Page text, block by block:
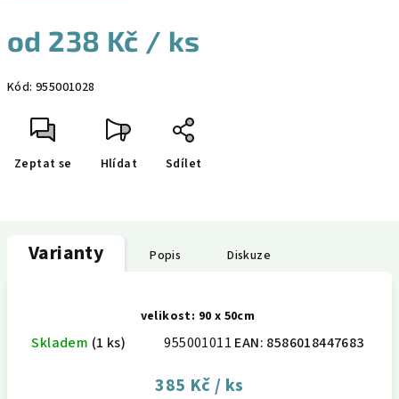
od 238 Kč / ks
cena:
Kód: 955001028
Zeptat se Hlídat Sdílet
Varianty Popis Diskuze
velikost: 90 x 50cm
Skladem (1 ks) 955001011 EAN: 8586018447683
385 Kč/ ks